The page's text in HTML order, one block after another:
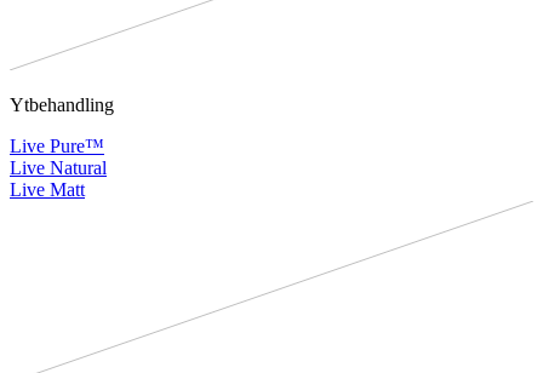
Ytbehandling
Live Pure™
Live Natural
Live Matt